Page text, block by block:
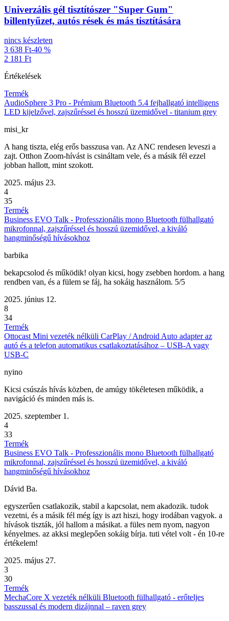
Univerzális gél tisztítószer "Super Gum"
billentyűzet, autós rések és más tisztítására
nincs készleten
3 638 Ft-40 %
2 181 Ft
Értékelések
Termék
AudioSphere 3 Pro - Prémium Bluetooth 5.4 fejhallgató intelligens
LED kijelzővel, zajszűréssel és hosszú üzemidővel - titanium grey
misi_kr
A hang tiszta, elég erős basszusa van. Az ANC rendesen leveszi a
zajt. Otthon Zoom-hívást is csináltam vele, és a másik fél ezzel
jobban hallott, mint szokott.
2025. május 23.
4
35
Termék
Business EVO Talk - Professzionális mono Bluetooth fülhallgató
mikrofonnal, zajszűréssel és hosszú üzemidővel, a kiváló
hangminőségű hívásokhoz
barbika
bekapcsolod és működik! olyan kicsi, hogy zsebben hordom. a hang
rendben van, és a fülem se fáj, ha sokáig használom. 5/5
2025. június 12.
8
34
Termék
Ottocast Mini vezeték nélküli CarPlay / Android Auto adapter az
autó és a telefon automatikus csatlakoztatásához – USB-A vagy
USB-C
nyino
Kicsi csúszás hívás közben, de amúgy tökéletesen működik, a
navigáció és minden más is.
2025. szeptember 1.
4
33
Termék
Business EVO Talk - Professzionális mono Bluetooth fülhallgató
mikrofonnal, zajszűréssel és hosszú üzemidővel, a kiváló
hangminőségű hívásokhoz
Dávid Ba.
egyszerűen csatlakozik, stabil a kapcsolat, nem akadozik. tudok
vezetni, és a másik fél még így is azt hiszi, hogy irodában vagyok. a
hívások tiszták, jól hallom a másikat. a füles nem nyom, nagyon
kényelmes. az akksi meglepően sokáig bírja. tuti vétel volt - én 10-re
értékelem!
2025. május 27.
3
30
Termék
MechaCore X vezeték nélküli Bluetooth fülhallgató - erőteljes
basszussal és modern dizájnnal – raven grey